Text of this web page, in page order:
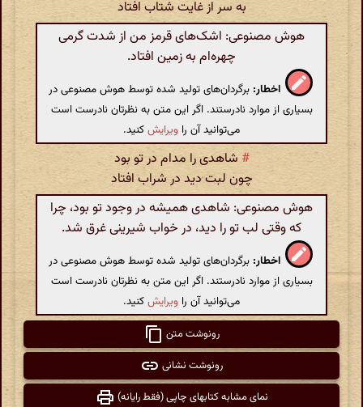
به سر از غایت شتاب افتاد
هوش مصنوعی: اشک‌های قرمز من از شدت گرمی
چهره‌ام به زمین افتاد.
اخطار: برگردان‌های تولید شده توسط هوش مصنوعی در
بسیاری از موارد نادرستند. اگر این متن به نظرتان نادرست است
می‌توانید آن را ویرایشکنید.
# شاهدی را مدام در تو بود
چون لبت دید در شراب افتاد
هوش مصنوعی: شاهدی همیشه در وجود تو بود، چرا
که وقتی لب تو را دید، در خواب شیرینی غرق شد.
اخطار: برگردان‌های تولید شده توسط هوش مصنوعی در
بسیاری از موارد نادرستند. اگر این متن به نظرتان نادرست است
می‌توانید آن را ویرایشکنید.
رونوشت متن
رونوشت نشانی
نمای مشابه کتابهای چاپی (فقط رایانه)